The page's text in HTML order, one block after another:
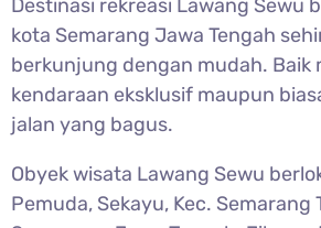
Destinasi rekreasi Lawang Sewu
kota Semarang Jawa Tengah
berkunjung dengan mudah. Baik
kendaraan eksklusif maupun
jalan yang bagus.
Obyek wisata Lawang Sewu
Pemuda, Sekayu, Kec. Semarang